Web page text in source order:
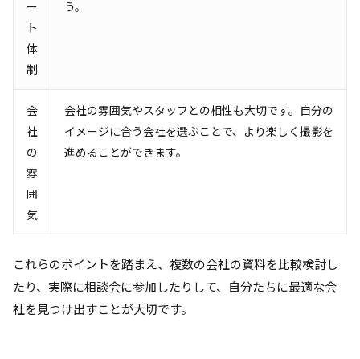
ー
ト
体
制
う。
会
社
の
雰
囲
気
会社の雰囲気やスタッフとの相性も大切です。自分の
イメージに合う会社を選ぶことで、より楽しく撮影を
進めることができます。
これらのポイントを踏まえ、複数の会社の資料を比較検討し
たり、実際に相談会に参加したりして、自分たちに最適な会
社を見つけ出すことが大切です。